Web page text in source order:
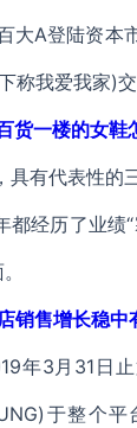
大A登陆资本
称我爱我家)交
货一楼的女鞋
具有代表性的
都经历了业绩
销售增长稳中
年3月31日
于整个